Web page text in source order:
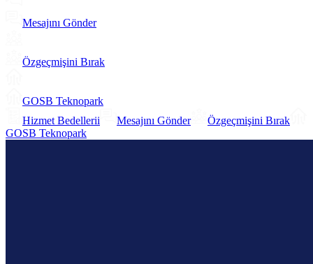
Mesajını Gönder
Özgeçmişini Bırak
GOSB Teknopark
Hizmet Bedellerii
Mesajını Gönder
Özgeçmişini Bırak
GOSB Teknopark